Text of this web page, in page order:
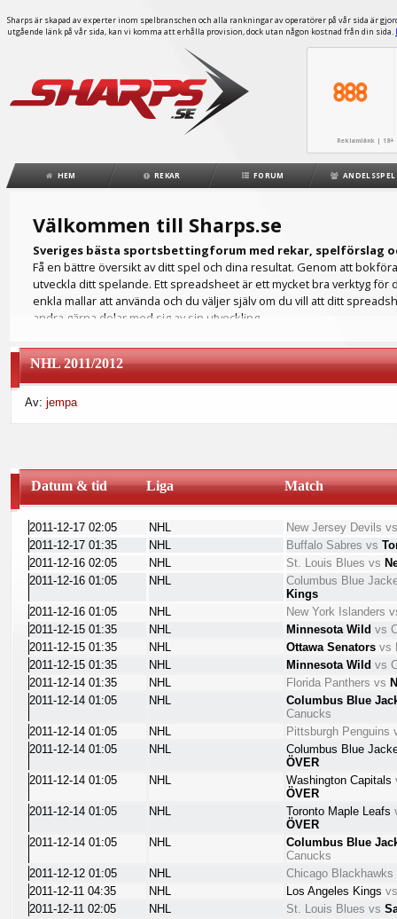
Sharps är skapad av experter inom spelbranschen och alla rankningar av operatörer på vår sida är
utgående länk på vår sida, kan vi komma att erhålla provision, dock utan någon kostnad från din sida.
Reklamlänk |
HEM REKAR FORUM ANDELSSPEL
Välkommen till Sharps.se
Sveriges bästa sportsbettingforum med rekar, spelförslag
Få en bättre översikt av ditt spel och dina resultat. Genom att
utveckla ditt spelande. Ett spreadsheet är ett mycket bra verktyg
enkla mallar att använda och du väljer själv om du vill att ditt
andra gärna delar med sig av sin utveckling.
på ett flertal olika spelbolag och då är det bra att hålla all
du för att kunna analysera ditt spelande. Ett detaljrikt spreadsheet
Du kanske föredrar att lägga dina spel på fotboll men ditt
ditt fokus. Ett spreadsheet är nyckeln till framgångsrikt spelande.
NHL 2011/2012
Av:jempa
Datum & tid Liga Match
2011-12-17 02:05 NHL New Jersey Devils
2011-12-17 01:35
NHL Buffalo Sabres vs
2011-12-16 02:05
NHL St. Louis Blues vs
2011-12-16 01:05
NHL
Columbus Blue
Kings
2011-12-16 01:05
NHL New York Islanders
2011-12-15 01:35
NHL Minnesota Wild vs
2011-12-15 01:35
NHL Ottawa Senators vs
2011-12-15 01:35
NHL Minnesota Wild vs
2011-12-14 01:35
NHL Florida Panthers vs
2011-12-14 01:05
NHL
Columbus Blue
Canucks
2011-12-14 01:05
NHL Pittsburgh Penguins
2011-12-14 01:05
NHL
Columbus Blue
ÖVER
2011-12-14 01:05
NHL Washington Capitals
ÖVER
2011-12-14 01:05
NHL Toronto Maple Leafs
ÖVER
2011-12-14 01:05
NHL
Columbus Blue
Canucks
2011-12-12 01:05
NHL
Chicago Blackhawks
2011-12-11 04:35
NHL Los Angeles Kings
2011-12-11 02:05
NHL St. Louis Blues vs